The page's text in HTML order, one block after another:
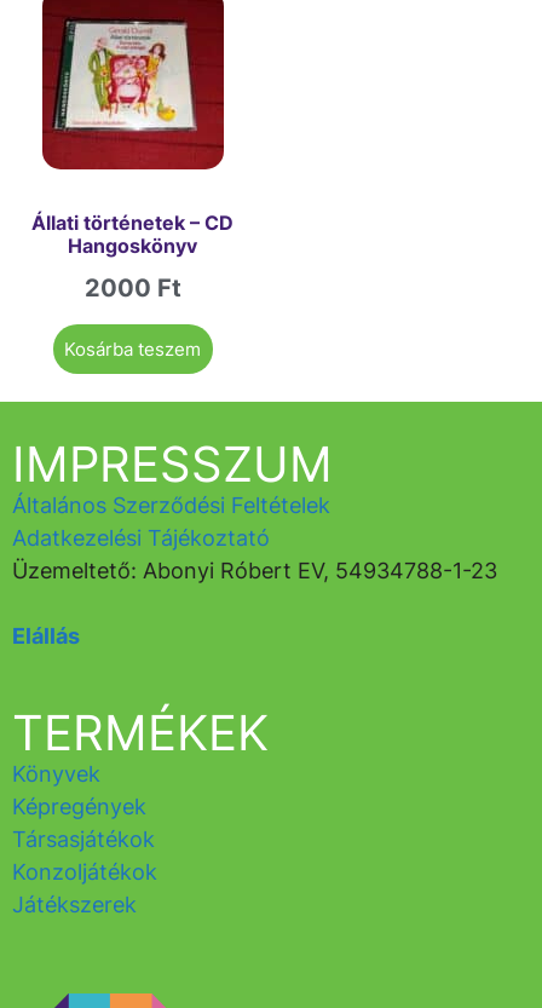
Állati történetek – CD
Hangoskönyv
2000 Ft
Kosárba teszem
TERMÉKEK
Könyvek
Képregények
Társasjátékok
Konzoljátékok
Játékszerek
IMPRESSZUM
Általános Szerződési Feltételek
Adatkezelési Tájékoztató
Üzemeltető: Abonyi Róbert EV, 54934788-1-23
Elállás